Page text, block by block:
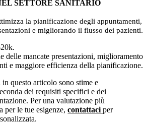
SETTORE SANITARIO
la pianificazione degli appuntamenti,
e migliorando il flusso dei pazienti.
.
delle mancate presentazioni, miglioramento
e maggiore efficienza della pianificazione.
questo articolo sono stime e
dei requisiti specifici e dei
Per una valutazione più
per le tue esigenze,contattaci per